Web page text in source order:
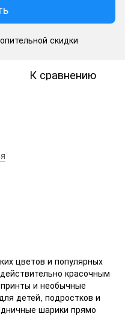
скидки
К сравнению
цветов и популярных
красочным
и необычные
детей, подростков и
шарики прямо